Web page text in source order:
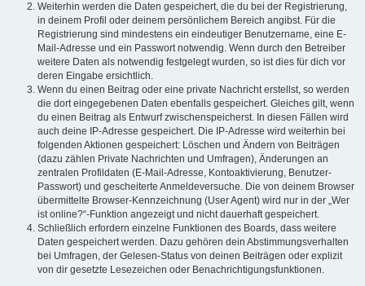
Weiterhin werden die Daten gespeichert, die du bei der Registrierung,
in deinem Profil oder deinem persönlichem Bereich angibst. Für die
Registrierung sind mindestens ein eindeutiger Benutzername, eine E-
Mail-Adresse und ein Passwort notwendig. Wenn durch den Betreiber
weitere Daten als notwendig festgelegt wurden, so ist dies für dich vor
deren Eingabe ersichtlich.
Wenn du einen Beitrag oder eine private Nachricht erstellst, so werden
die dort eingegebenen Daten ebenfalls gespeichert. Gleiches gilt, wenn
du einen Beitrag als Entwurf zwischenspeicherst. In diesen Fällen wird
auch deine IP-Adresse gespeichert. Die IP-Adresse wird weiterhin bei
folgenden Aktionen gespeichert: Löschen und Ändern von Beiträgen
(dazu zählen Private Nachrichten und Umfragen), Änderungen an
zentralen Profildaten (E-Mail-Adresse, Kontoaktivierung, Benutzer-
Passwort) und gescheiterte Anmeldeversuche. Die von deinem Browser
übermittelte Browser-Kennzeichnung (User Agent) wird nur in der „Wer
ist online?“-Funktion angezeigt und nicht dauerhaft gespeichert.
Schließlich erfordern einzelne Funktionen des Boards, dass weitere
Daten gespeichert werden. Dazu gehören dein Abstimmungsverhalten
bei Umfragen, der Gelesen-Status von deinen Beiträgen oder explizit
von dir gesetzte Lesezeichen oder Benachrichtigungsfunktionen.